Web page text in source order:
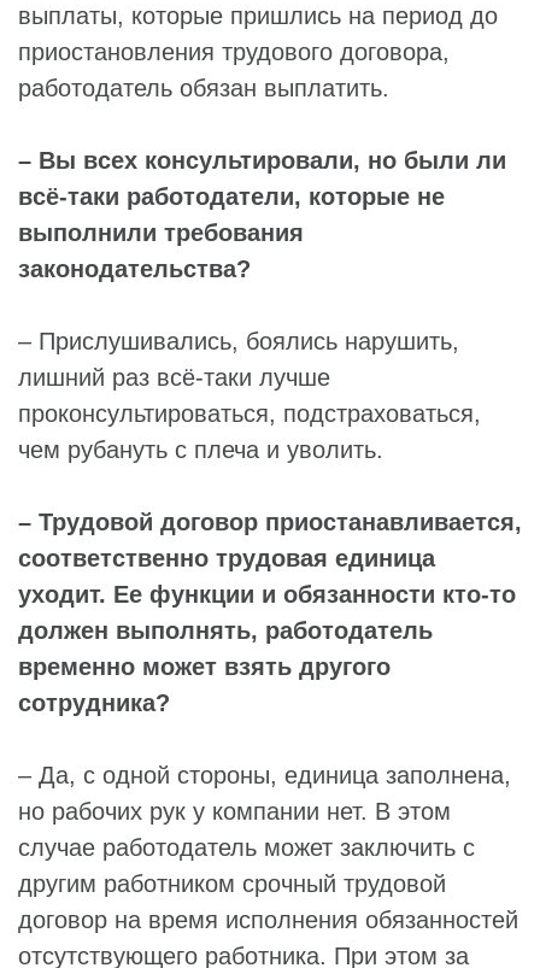
выплаты, которые пришлись на период до
приостановления трудового договора,
работодатель обязан выплатить.
– Вы всех консультировали, но были ли
всё-таки работодатели, которые не
выполнили требования
законодательства?
– Прислушивались, боялись нарушить,
лишний раз всё-таки лучше
проконсультироваться, подстраховаться,
чем рубануть с плеча и уволить.
– Трудовой договор приостанавливается,
соответственно трудовая единица
уходит. Ее функции и обязанности кто-то
должен выполнять, работодатель
временно может взять другого
сотрудника?
– Да, с одной стороны, единица заполнена,
но рабочих рук у компании нет. В этом
случае работодатель может заключить с
другим работником срочный трудовой
договор на время исполнения обязанностей
отсутствующего работника. При этом за